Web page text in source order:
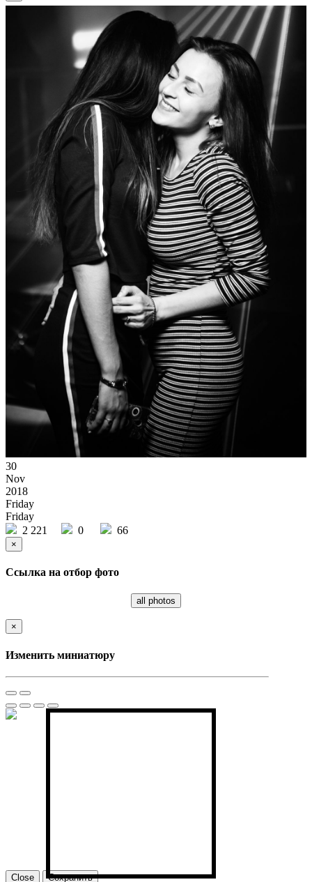
Ссылка на отбор фото
30
Nov
2018
Friday
Friday
2 221
0 66
×
Ссылка на отбор фото
all photos
×
Изменить миниатюру
Close Сохранить